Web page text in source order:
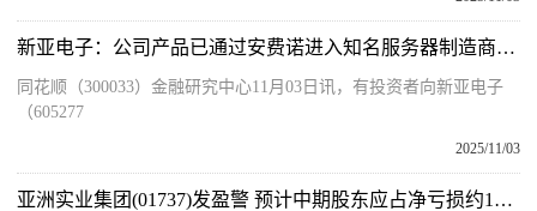
新亚电子：公司产品已通过安费诺进入知名服务器制造商供应链
同花顺（300033）金融研究中心11月03日讯，有投资者向新亚电子
（605277
2025/11/03
亚洲实业集团(01737)发盈警 预计中期股东应占净亏损约1100万港元至1500万港元 同比盈转亏 焦点速读